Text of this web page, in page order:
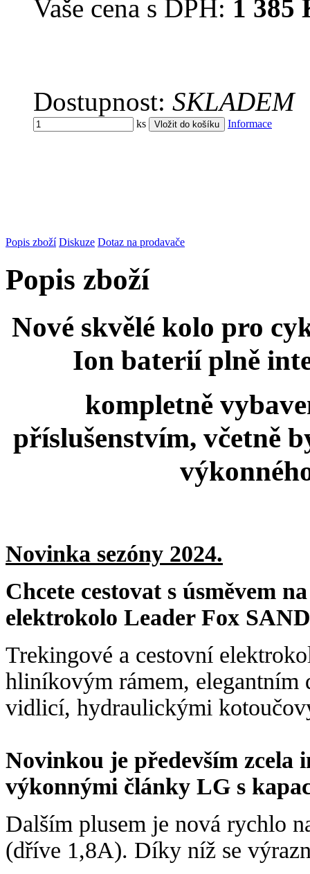
Vaše cena s DPH: 1 385
Dostupnost: SKLADEM
ks Informace
Popis zboží Diskuze Dotaz na prodavače
Popis zboží
Nové skvělé kolo pro
Ion baterií plně
kompletně
příslušenstvím, včetně
Novinka sezóny 2024.
Chcete cestovat s úsměvem
elektrokolo Leader Fox
Trekingové a cestovní
hliníkovým rámem, elegantním
vidlicí, hydraulickými
Novinkou je především zcela
výkonnými články LG s
Dalším plusem je nová rychlo
(dříve 1,8A). Díky níž se